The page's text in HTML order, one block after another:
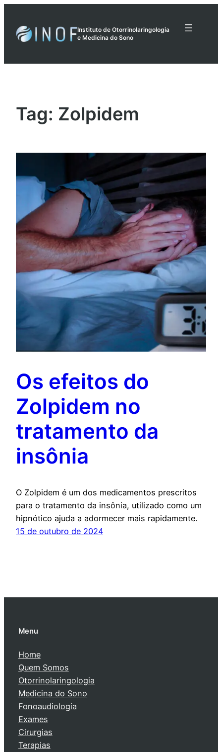
Instituto de Otorrinolaringologia
e Medicina do Sono
Tag: Zolpidem
Os efeitos do
Zolpidem no
tratamento da
insônia
O Zolpidem é um dos medicamentos prescritos
para o tratamento da insônia, utilizado como um
hipnótico ajuda a adormecer mais rapidamente.
15 de outubro de 2024
Menu
Home
Quem Somos
Otorrinolaringologia
Medicina do Sono
Fonoaudiologia
Exames
Cirurgias
Terapias